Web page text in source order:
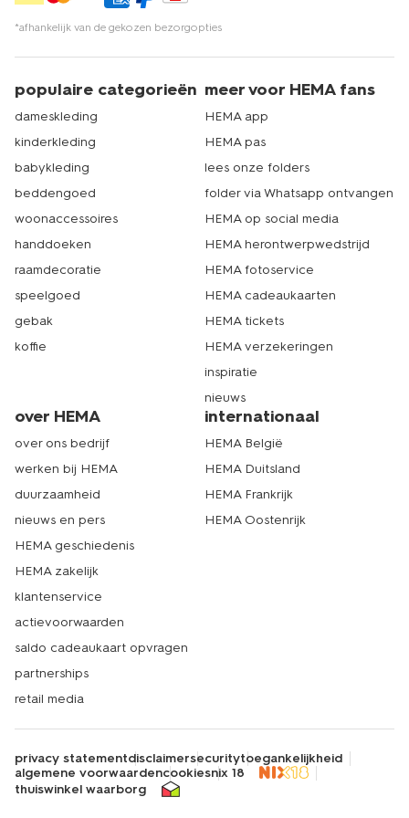
ook hoe hoog en breed de gordijnen moeten zijn. Met
onze gordijnen editor stel je ze zelf samen en bestel je
om jegordijnen te wassen. Echt HEMA.
*afhankelijk van de gekozen bezorgopties
populaire categorieën
dameskleding
kinderkleding
babykleding
beddengoed
woonaccessoires
handdoeken
raamdecoratie
speelgoed
gebak
koffie
meer voor HEMA fans
HEMA app
HEMA pas
lees onze folders
folder via Whatsapp ontvangen
HEMA op social media
HEMA herontwerpwedstrijd
HEMA fotoservice
HEMA cadeaukaarten
HEMA tickets
HEMA verzekeringen
inspiratie
nieuws
over HEMA
over ons bedrijf
werken bij HEMA
duurzaamheid
nieuws en pers
HEMA geschiedenis
HEMA zakelijk
klantenservice
actievoorwaarden
saldo cadeaukaart opvragen
partnerships
retail media
internationaal
HEMA België
HEMA Duitsland
HEMA Frankrijk
HEMA Oostenrijk
privacy statementdisclaimersecuritytoegankelijkheid
algemene voorwaardencookiesnix 18
thuiswinkel waarborg